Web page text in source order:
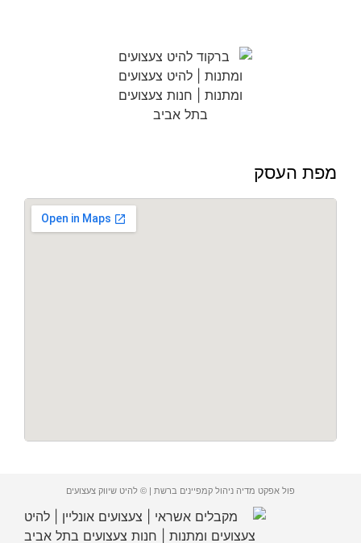
מפת העסק
פול אפקט מדיה ניהול קמפיינים ברשת | © להיט שיווק צעצועים